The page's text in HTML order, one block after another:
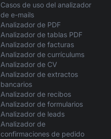
Casos de uso del analizador
de e-mails
Analizador de PDF
Analizador de tablas PDF
Analizador de facturas
Analizador de currículums
Analizador de CV
Analizador de extractos
bancarios
Analizador de recibos
Analizador de formularios
Analizador de leads
Analizador de
confirmaciones de pedido